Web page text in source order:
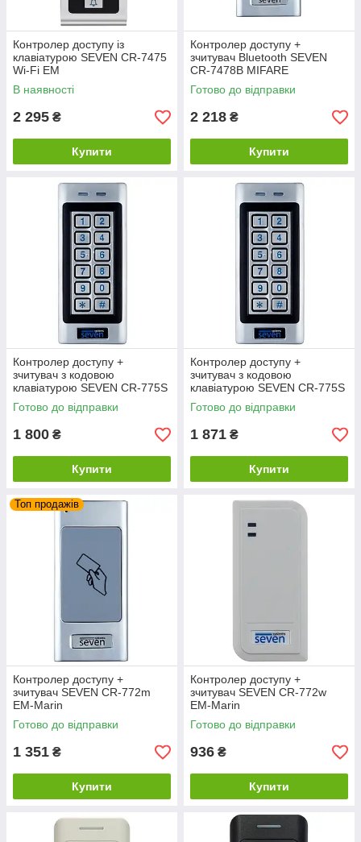
Контролер доступу із
клавіатурою SEVEN CR-7475
Wi-Fi EM
В наявності
2 295 ₴
Купити
Контролер доступу +
зчитувач Bluetooth SEVEN
CR-7478B MIFARE
Готово до відправки
2 218 ₴
Купити
Контролер доступу +
зчитувач з кодовою
клавіатурою SEVEN CR-775S
EM-Marin
Готово до відправки
1 800 ₴
Купити
Контролер доступу +
зчитувач з кодовою
клавіатурою SEVEN CR-775S
MIFARE
Готово до відправки
1 871 ₴
Купити
Топ продажів
Контролер доступу +
зчитувач SEVEN CR-772m
EM-Marin
Готово до відправки
1 351 ₴
Купити
Контролер доступу +
зчитувач SEVEN CR-772w
EM-Marin
Готово до відправки
936 ₴
Купити